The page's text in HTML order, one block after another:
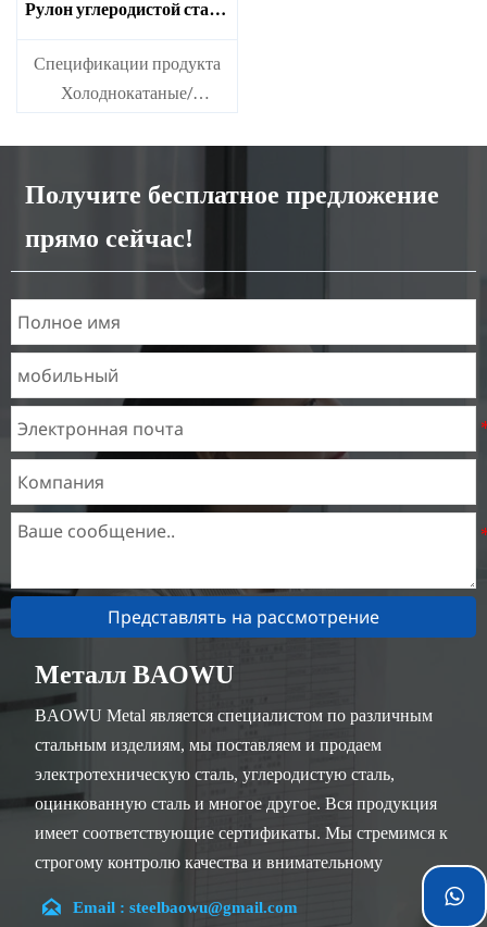
Рулон углеродистой стали
A36
Спецификации продукта
Холоднокатаные/
Получите бесплатное предложение
прямо сейчас!
Представлять на рассмотрение
Металл BAOWU
BAOWU Metal является специалистом по различным
стальным изделиям, мы поставляем и продаем
электротехническую сталь, углеродистую сталь,
оцинкованную сталь и многое другое. Вся продукция
имеет соответствующие сертификаты. Мы стремимся к
строгому контролю качества и внимательному
всегда готовы обсудить ваши требования и обеспечить
 Email : steelbaowu@gmail.com 